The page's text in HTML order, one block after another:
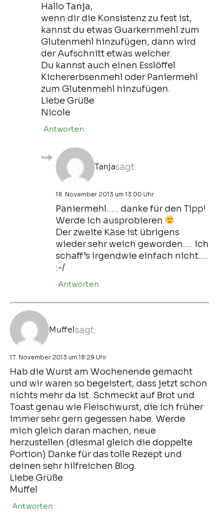
Hallo Tanja,
wenn dir die Konsistenz zu fest ist,
kannst du etwas Guarkernmehl zum
Glutenmehl hinzufügen, dann wird
der Aufschnitt etwas weicher.
Du kannst auch einen Esslöffel
Kichererbsenmehl oder Paniermehl
zum Glutenmehl hinzufügen.
Liebe Grüße
Nicole
Antworten
Tanjasagt:
18. November 2013 um 13:00 Uhr
Paniermehl….. danke für den Tipp!
Werde ich ausprobieren
Der zweite Käse ist übrigens
wieder sehr weich geworden…. ich
schaff’s irgendwie einfach nicht….
:-/
Antworten
Muffelsagt:
17. November 2013 um 18:29 Uhr
Hab die Wurst am Wochenende gemacht
und wir waren so begeistert, dass jetzt schon
nichts mehr da ist. Schmeckt auf Brot und
Toast genau wie Fleischwurst, die ich früher
immer sehr gern gegessen habe. Werde
mich gleich daran machen, neue
herzustellen (diesmal gleich die doppelte
Portion) Danke für das tolle Rezept und
deinen sehr hilfreichen Blog.
Liebe Grüße
Muffel
Antworten